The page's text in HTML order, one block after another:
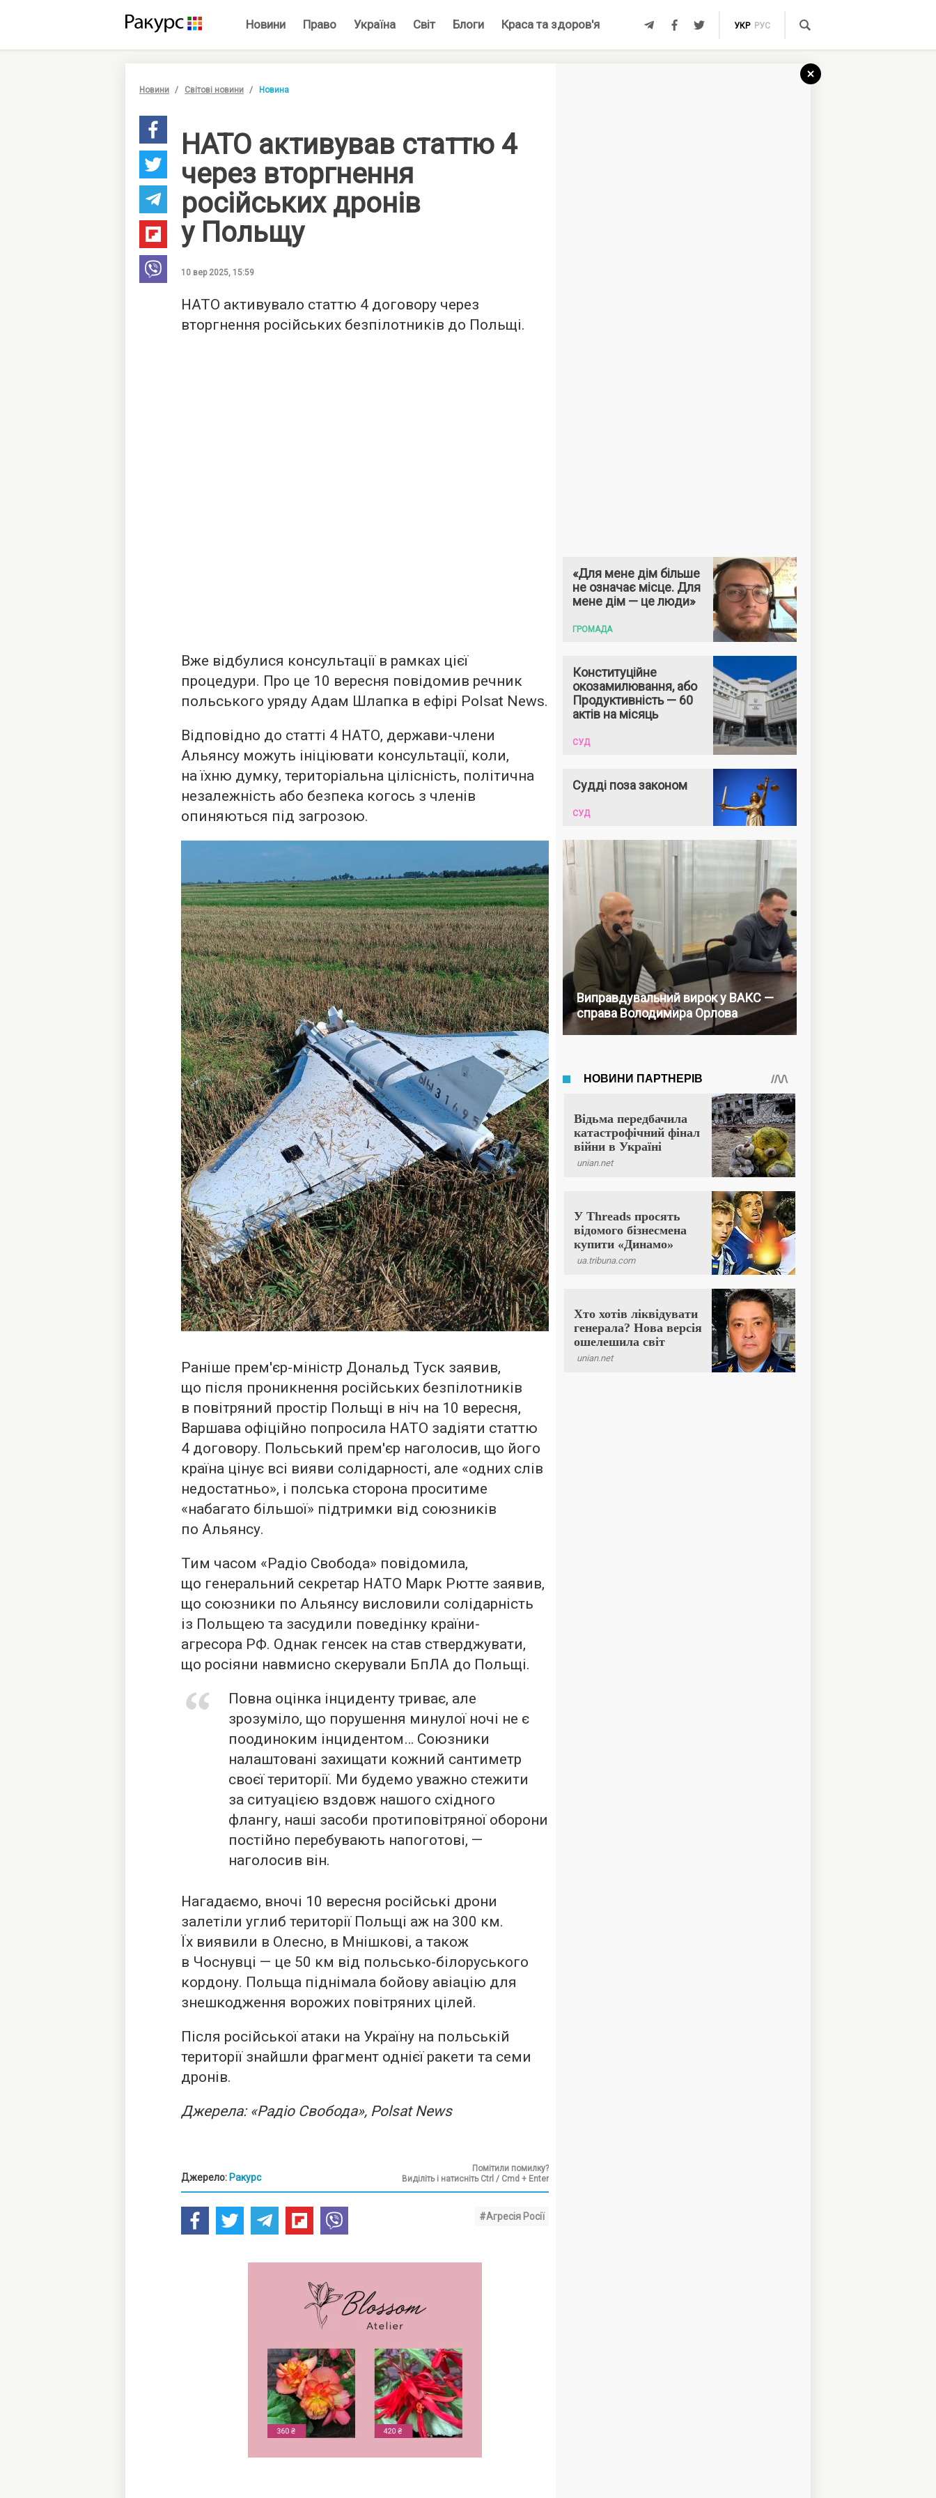
Новини Право Україна Світ Блоги Краса та здоров'я УКР РУС
Новини Світові новини Новина
НАТО активував статтю 4
через вторгнення
російських дронів
у Польщу
10 вер 2025, 15:59
НАТО активувало статтю 4 договору через
вторгнення російських безпілотників до Польщі.
Вже відбулися консультації в рамках цієї
процедури. Про це 10 вересня повідомив речник
польського уряду Адам Шлапка в ефірі Polsat News.
Відповідно до статті 4 НАТО, держави-члени
Альянсу можуть ініціювати консультації, коли,
на їхню думку, територіальна цілісність, політична
незалежність або безпека когось з членів
опиняються під загрозою.
Раніше прем'єр-міністр Дональд Туск заявив,
що після проникнення російських безпілотників
в повітряний простір Польщі в ніч на 10 вересня,
Варшава офіційно попросила НАТО задіяти статтю
4 договору. Польський прем'єр наголосив, що його
країна цінує всі вияви солідарності, але «одних слів
недостатньо», і полська сторона проситиме
«набагато більшої» підтримки від союзників
по Альянсу.
Тим часом «Радіо Свобода» повідомила,
що генеральний секретар НАТО Марк Рютте заявив,
що союзники по Альянсу висловили солідарність
із Польщею та засудили поведінку країни-
агресора РФ. Однак генсек на став стверджувати,
що росіяни навмисно скерували БпЛА до Польщі.
Повна оцінка інциденту триває, але
зрозуміло, що порушення минулої ночі не є
поодиноким інцидентом… Союзники
налаштовані захищати кожний сантиметр
своєї території. Ми будемо уважно стежити
за ситуацією вздовж нашого східного
флангу, наші засоби протиповітряної оборони
постійно перебувають напоготові, —
наголосив він.
Нагадаємо, вночі 10 вересня російські дрони
залетіли углиб території Польщі аж на 300 км.
Їх виявили в Олесно, в Мнішкові, а також
в Чоснувці — це 50 км від польсько-білоруського
кордону. Польща піднімала бойову авіацію для
знешкодження ворожих повітряних цілей.
Після російської атаки на Україну на польській
території знайшли фрагмент однієї ракети та семи
дронів.
Джерела: «Радіо Свобода», Polsat News
Джерело: Ракурс
Помітили помилку?
Виділіть і натисніть Ctrl / Cmd + Enter
#Агресія Росії
«Для мене дім більше
не означає місце. Для
мене дім — це люди»
ГРОМАДА
Конституційне
окозамилювання, або
Продуктивність — 60
актів на місяць
СУД
Судді поза законом
СУД
Виправдувальний вирок у ВАКС —
справа Володимира Орлова